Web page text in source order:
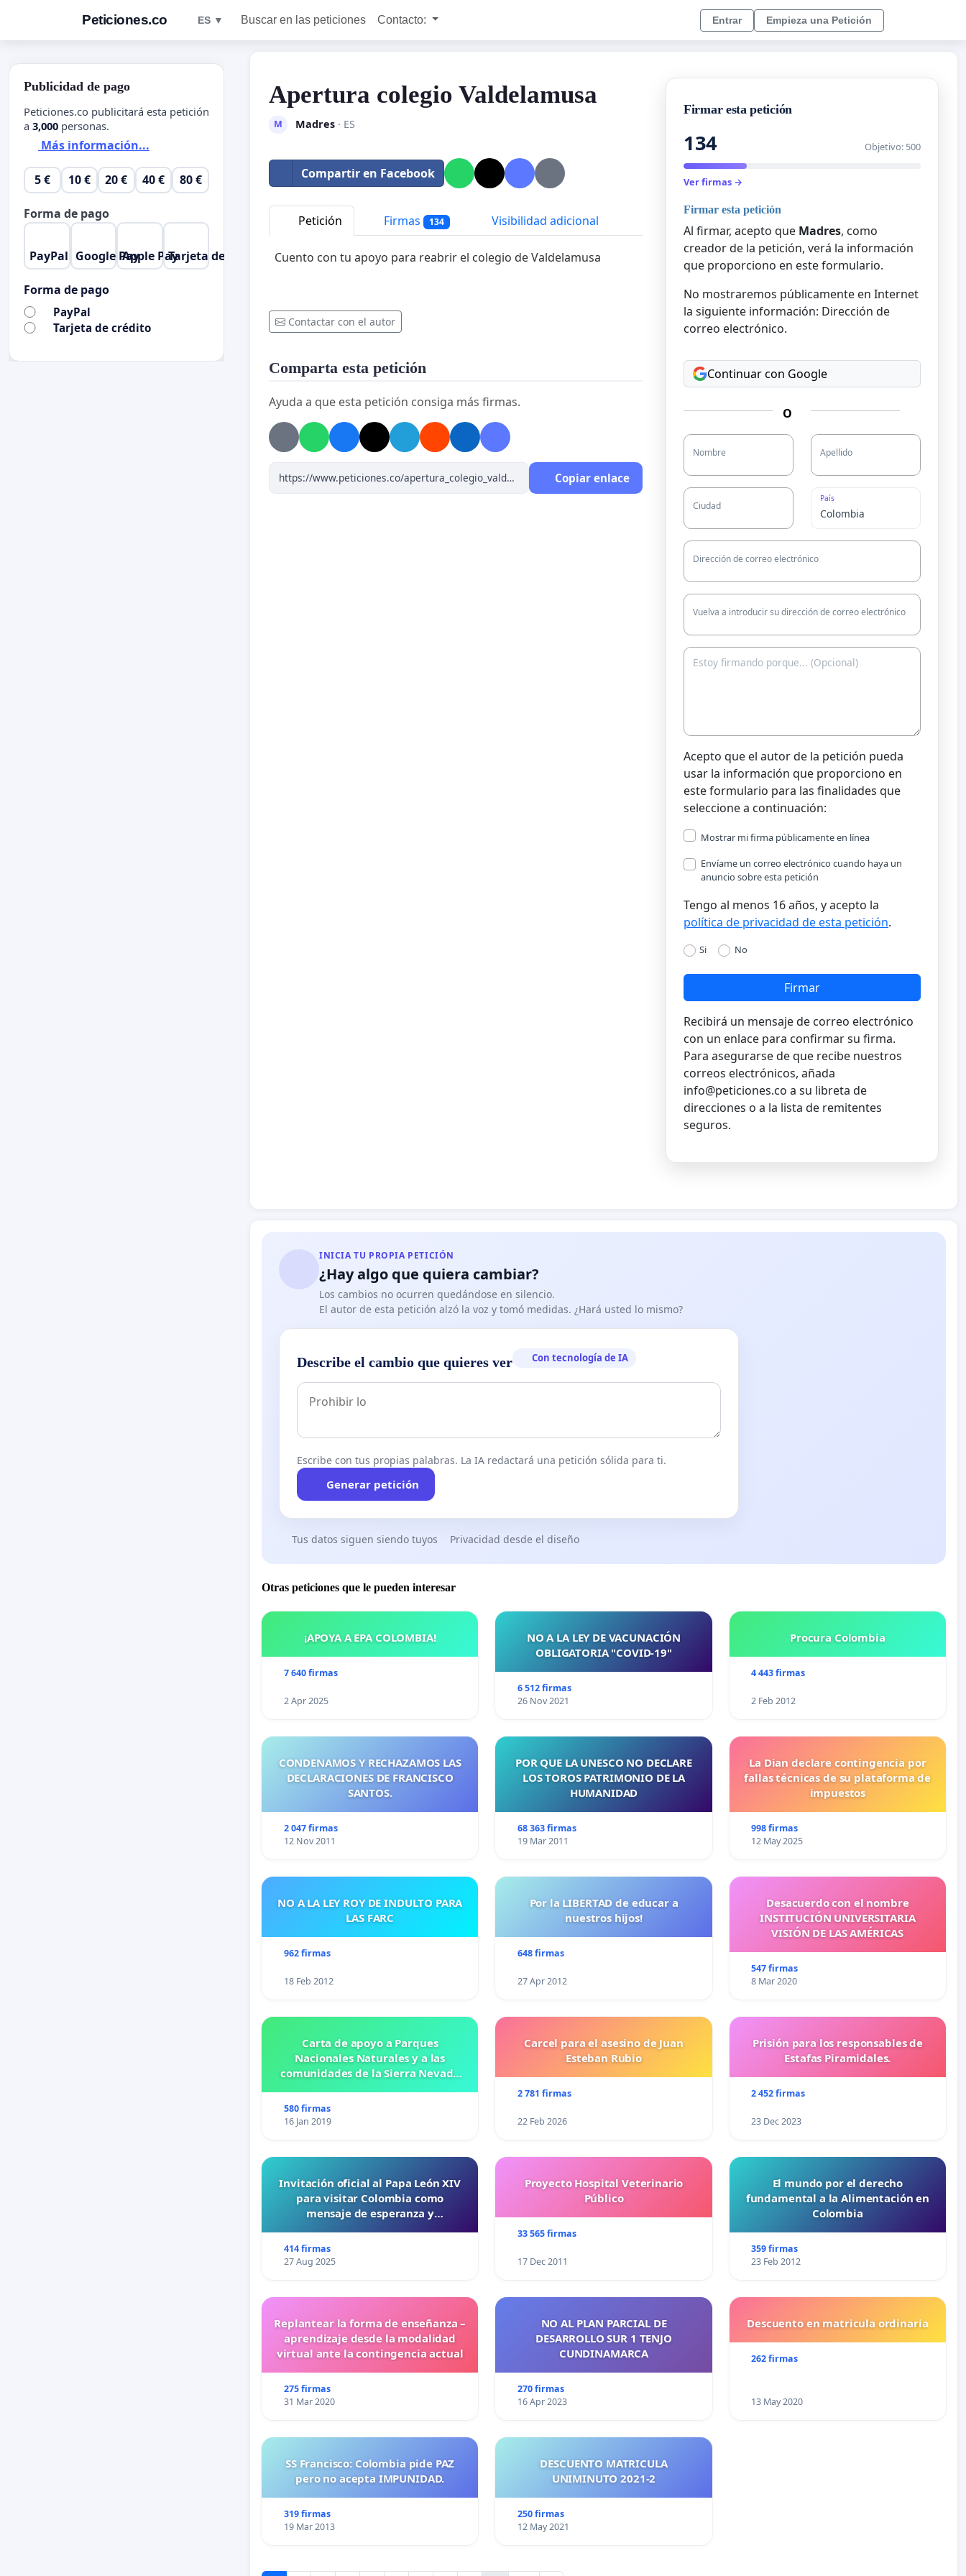
Peticiones.co ES ▼ Buscar en las peticiones Contacto: Entrar Empieza una Petición
Apertura colegio Valdelamusa
M Madres· ES
Compartir en Facebook
Petición Firmas 134 Visibilidad adicional
Cuento con tu apoyo para reabrir el colegio de Valdelamusa
Contactar con el autor
Comparta esta petición
Ayuda a que esta petición consiga más firmas.
Copiar enlace
Firmar esta petición
134 Objetivo: 500
Ver firmas →
Firmar esta petición
Al firmar, acepto que Madres, como
creador de la petición, verá la información
que proporciono en este formulario.
No mostraremos públicamente en Internet
la siguiente información: Dirección de
correo electrónico.
Continuar con Google
O
Nombre Apellido
Ciudad
País
Dirección de correo electrónico
Vuelva a introducir su dirección de correo electrónico
Acepto que el autor de la petición pueda
usar la información que proporciono en
este formulario para las finalidades que
seleccione a continuación:
Mostrar mi firma públicamente en línea
Envíame un correo electrónico cuando haya un
anuncio sobre esta petición
Tengo al menos 16 años, y acepto la
política de privacidad de esta petición.
Si No
Firmar
Recibirá un mensaje de correo electrónico
con un enlace para confirmar su firma.
Para asegurarse de que recibe nuestros
correos electrónicos, añada
info@peticiones.co a su libreta de
direcciones o a la lista de remitentes
seguros.
INICIA TU PROPIA PETICIÓN
¿Hay algo que quiera cambiar?
Los cambios no ocurren quedándose en silencio.
El autor de esta petición alzó la voz y tomó medidas. ¿Hará usted lo mismo?
Describe el cambio que quieres ver Con tecnología de IA
Escribe con tus propias palabras. La IA redactará una petición sólida para ti.
Generar petición
Tus datos siguen siendo tuyos Privacidad desde el diseño
Otras peticiones que le pueden interesar
¡APOYA A EPA COLOMBIA!
7 640 firmas
2 Apr 2025
NO A LA LEY DE VACUNACIÓN
OBLIGATORIA "COVID-19"
6 512 firmas
26 Nov 2021
Procura Colombia
4 443 firmas
2 Feb 2012
CONDENAMOS Y RECHAZAMOS LAS
DECLARACIONES DE FRANCISCO
SANTOS.
2 047 firmas
12 Nov 2011
POR QUE LA UNESCO NO DECLARE
LOS TOROS PATRIMONIO DE LA
HUMANIDAD
68 363 firmas
19 Mar 2011
La Dian declare contingencia por
fallas técnicas de su plataforma de
impuestos
998 firmas
12 May 2025
NO A LA LEY ROY DE INDULTO PARA
LAS FARC
962 firmas
18 Feb 2012
Por la LIBERTAD de educar a
nuestros hijos!
648 firmas
27 Apr 2012
Desacuerdo con el nombre
INSTITUCIÓN UNIVERSITARIA
VISIÓN DE LAS AMÉRICAS
547 firmas
8 Mar 2020
Carta de apoyo a Parques
Nacionales Naturales y a las
comunidades de la Sierra Nevada
580 firmas
16 Jan 2019
Carcel para el asesino de Juan
Esteban Rubio
2 781 firmas
22 Feb 2026
Prisión para los responsables de
Estafas Piramidales.
2 452 firmas
23 Dec 2023
Invitación oficial al Papa León XIV
para visitar Colombia como
mensaje de esperanza y
414 firmas
27 Aug 2025
Proyecto Hospital Veterinario
Público
33 565 firmas
17 Dec 2011
El mundo por el derecho
fundamental a la Alimentación en
Colombia
359 firmas
23 Feb 2012
Replantear la forma de enseñanza –
aprendizaje desde la modalidad
virtual ante la contingencia actual
275 firmas
31 Mar 2020
NO AL PLAN PARCIAL DE
DESARROLLO SUR 1 TENJO
CUNDINAMARCA
270 firmas
16 Apr 2023
Descuento en matricula ordinaria
262 firmas
13 May 2020
SS Francisco: Colombia pide PAZ
pero no acepta IMPUNIDAD.
319 firmas
19 Mar 2013
DESCUENTO MATRICULA
UNIMINUTO 2021-2
250 firmas
12 May 2021
Publicidad de pago
Peticiones.co publicitará esta petición
a 3,000 personas.
Más información...
5 € 10 € 20 € 40 € 80 €
Forma de pago
PayPal Google PayApple PayTarjeta de crédito
Forma de pago
PayPal
Tarjeta de crédito